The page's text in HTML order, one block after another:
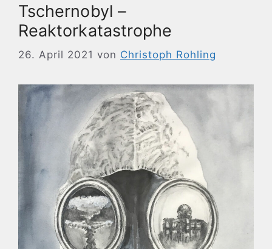
Tschernobyl –
Reaktorkatastrophe
26. April 2021 von Christoph Rohling